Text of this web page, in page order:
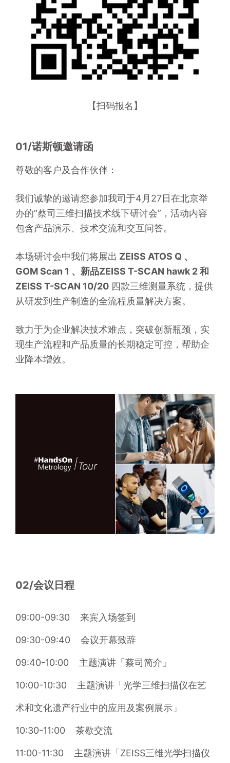
【扫码报名】
01/诺斯顿邀请函
尊敬的客户及合作伙伴：
我们诚挚的邀请您参加我司于4月27日在北京举
办的“蔡司三维扫描技术线下研讨会”，活动内容
包含产品演示、技术交流和交互问答。
本场研讨会中我们将展出 ZEISS ATOS Q 、
GOM Scan 1 、新品ZEISS T-SCAN hawk 2 和
ZEISS T-SCAN 10/20 四款三维测量系统，提供
从研发到生产制造的全流程质量解决方案。
致力于为企业解决技术难点，突破创新瓶颈，实
现生产流程和产品质量的长期稳定可控，帮助企
业降本增效。
02/会议日程
09:00-09:30    来宾入场签到
09:30-09:40 会议开幕致辞
09:40-10:00 主题演讲「蔡司简介」
10:00-10:30 主题演讲「光学三维扫描仪在艺
术和文化遗产行业中的应用及案例展示」
10:30-11:00 茶歇交流
11:00-11:30 主题演讲「ZEISS三维光学扫描仪